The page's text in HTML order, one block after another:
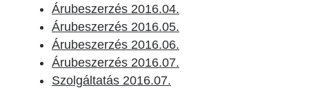
Árubeszerzés 2016.04.
Árubeszerzés 2016.05.
Árubeszerzés 2016.06.
Árubeszerzés 2016.07.
Szolgáltatás 2016.07.